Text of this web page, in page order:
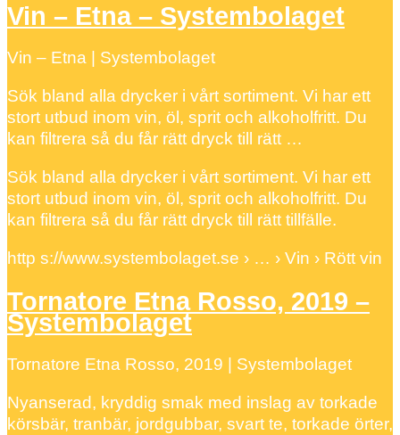
Vin – Etna – Systembolaget
Vin – Etna | Systembolaget
Sök bland alla drycker i vårt sortiment. Vi har ett
stort utbud inom vin, öl, sprit och alkoholfritt. Du
kan filtrera så du får rätt dryck till rätt …
Sök bland alla drycker i vårt sortiment. Vi har ett
stort utbud inom vin, öl, sprit och alkoholfritt. Du
kan filtrera så du får rätt dryck till rätt tillfälle.
http s://www.systembolaget.se › … › Vin › Rött vin
Tornatore Etna Rosso, 2019 –
Systembolaget
Tornatore Etna Rosso, 2019 | Systembolaget
Nyanserad, kryddig smak med inslag av torkade
körsbär, tranbär, jordgubbar, svart te, torkade örter,